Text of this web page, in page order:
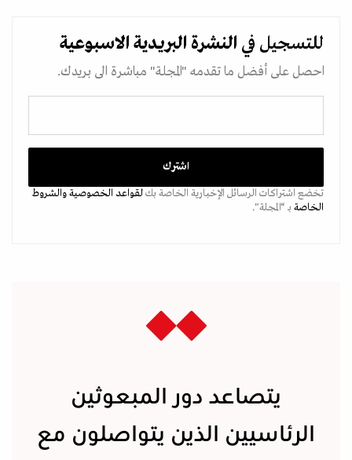
للتسجيل في النشرة البريدية الاسبوعية
احصل على أفضل ما تقدمه "المجلة" مباشرة الى بريدك.
تخضع اشتراكات الرسائل الإخبارية الخاصة بكلقواعد الخصوصيةوالشروط
الخاصة بـ “المجلة".
يتصاعد دور المبعوثين
الرئاسيين الذين يتواصلون مع